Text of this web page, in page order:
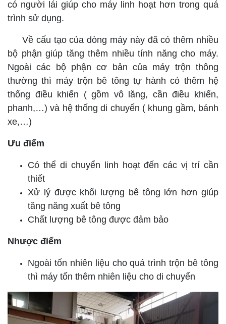
có người lái giúp cho máy linh hoạt hơn trong quá
trình sử dụng.
Về cấu tạo của dòng máy này đã có thêm nhiều
bộ phận giúp tăng thêm nhiều tính năng cho máy.
Ngoài các bộ phận cơ bản của máy trộn thông
thường thì máy trộn bê tông tự hành có thêm hệ
thống điều khiển ( gồm vô lăng, cần điều khiển,
phanh,…) và hệ thống di chuyển ( khung gầm, bánh
xe,…)
Ưu điểm
Có thể di chuyển linh hoạt đến các vị trí cần
thiết
Xử lý được khối lượng bê tông lớn hơn giúp
tăng năng xuất bê tông
Chất lượng bê tông được đảm bảo
Nhược điểm
Ngoài tốn nhiên liệu cho quá trình trộn bê tông
thì máy tốn thêm nhiên liệu cho di chuyển